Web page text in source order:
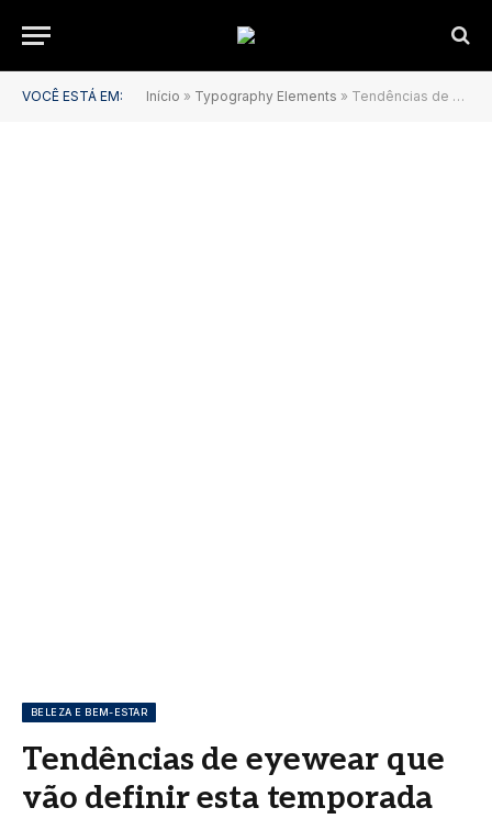
VOCÊ ESTÁ EM: Início » Typography Elements » Tendências de eyewear que vão definir esta temporada
BELEZA E BEM-ESTAR
Tendências de eyewear que
vão definir esta temporada